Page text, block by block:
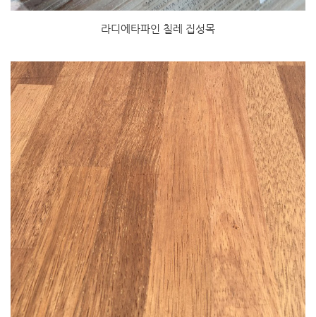
라디에타파인 칠레 집성목